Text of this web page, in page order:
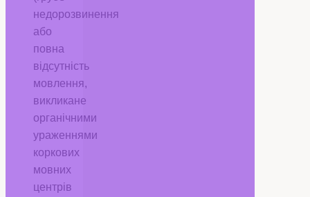
недорозвинення
або
повна
відсутність
мовлення,
викликане
органічними
ураженнями
коркових
мовних
центрів